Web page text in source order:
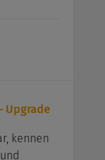
Upgrade
kennen